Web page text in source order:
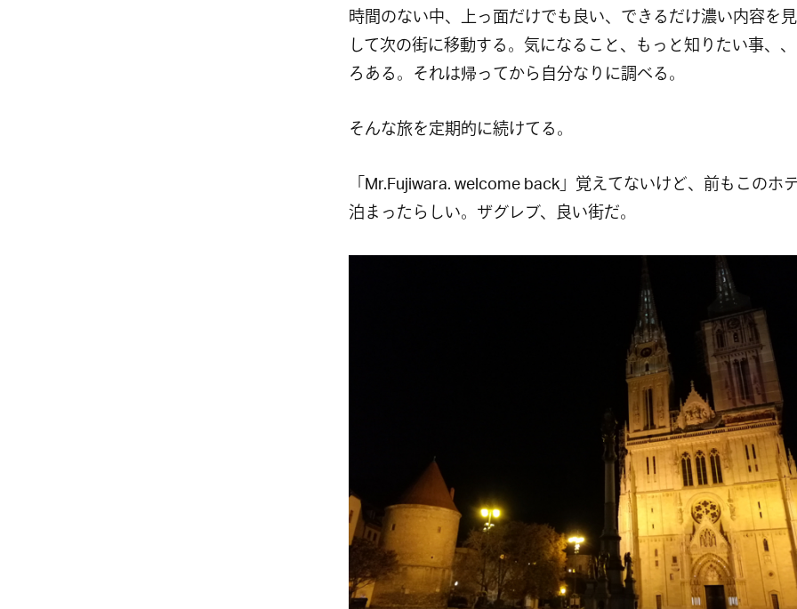
時間のない中、上っ面だけでも良い、できるだけ濃い内容を
して次の街に移動する。気になること、もっと知りたい事、
ろある。それは帰ってから自分なりに調べる。
そんな旅を定期的に続けてる。
「Mr.Fujiwara. welcome back」覚えてないけど、前もこのホ
泊まったらしい。ザグレブ、良い街だ。